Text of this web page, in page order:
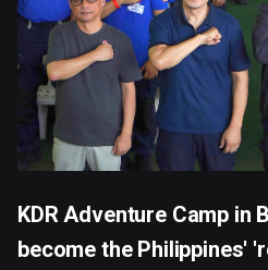
KDR Adventure Camp in
become the Philippines'